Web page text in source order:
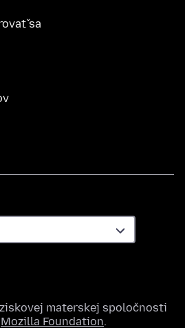
sa
materskej spoločnosti
Mozilla Foundation.